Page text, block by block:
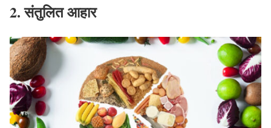
2.संतुलितआहार